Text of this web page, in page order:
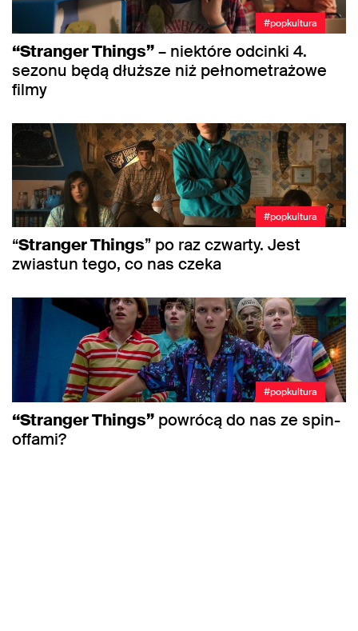
#popkultura
“Stranger Things”– niektóre odcinki 4.
sezonu będą dłuższe niż pełnometrażowe
filmy
#popkultura
“Stranger Things” po raz czwarty. Jest
zwiastun tego, co nas czeka
#popkultura
“Stranger Things” powrócą do nas ze spin-
offami?